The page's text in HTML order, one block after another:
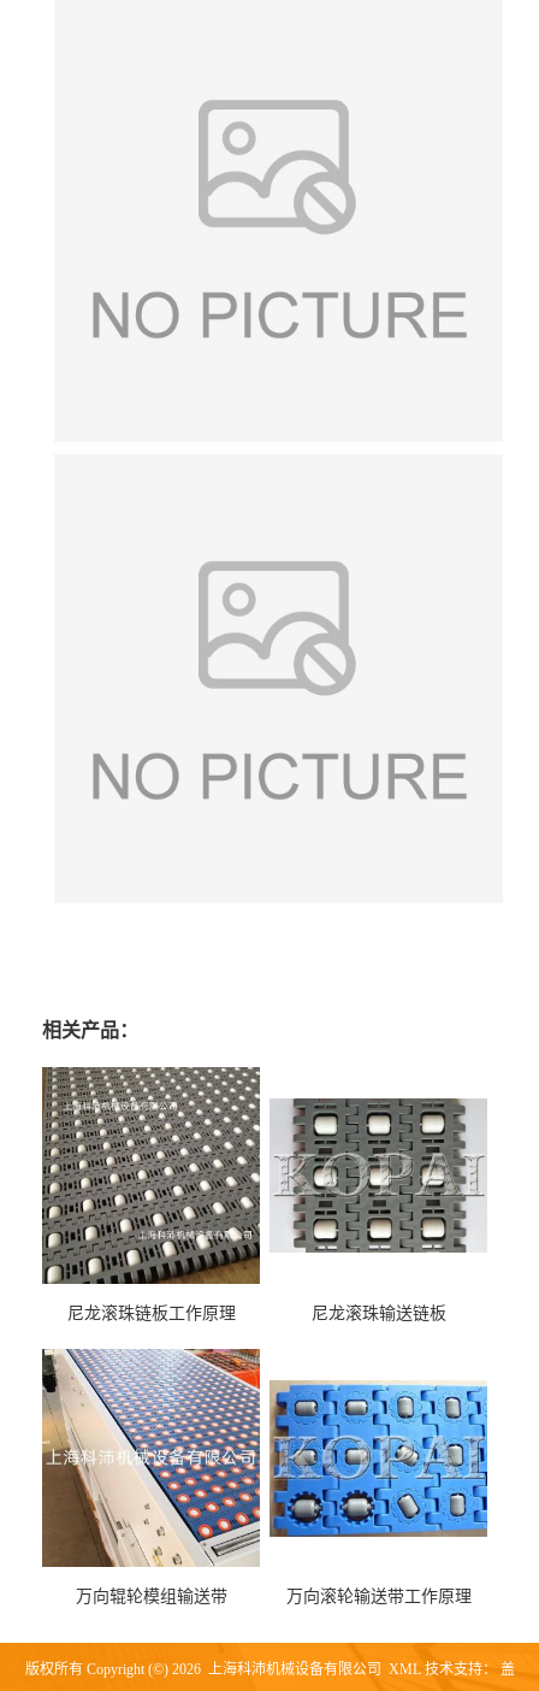
相关产品：
尼龙滚珠链板工作原理 尼龙滚珠输送链板
万向辊轮模组输送带 万向滚轮输送带工作原理
版权所有 Copyright (©) 2026 上海科沛机械设备有限公司 XML技术支持： 盖